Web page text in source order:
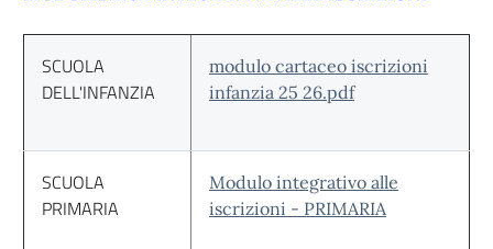
SCUOLA
DELL'INFANZIA
modulo cartaceo iscrizioni
infanzia 25 26.pdf
SCUOLA
PRIMARIA
Modulo integrativo alle
iscrizioni - PRIMARIA